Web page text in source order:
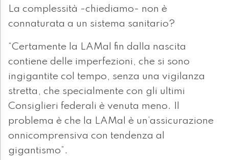
La complessità -chiediamo- non è
connaturata a un sistema sanitario?
“Certamente la LAMal fin dalla nascita
contiene delle imperfezioni, che si sono
ingigantite col tempo, senza una vigilanza
stretta, che specialmente con gli ultimi
Consiglieri federali è venuta meno. Il
problema è che la LAMal è un’assicurazione
onnicomprensiva con tendenza al
gigantismo”.